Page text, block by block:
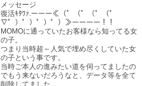
メッセージ
復活ｷﾀﾜｧ.ーーー≪（゜（゜（゜（゜
∇゜）゜）゜）゜）≫ーーーー！！
MOMOに通っていたお客様なら知ってる女
の子。
つまり当時超～人気で埋め尽くしていた女
の子という事です。
当時ご本人の進みたい道を伺ってましたの
でもう来ないだろうなと、データ等を全て
削除してました。